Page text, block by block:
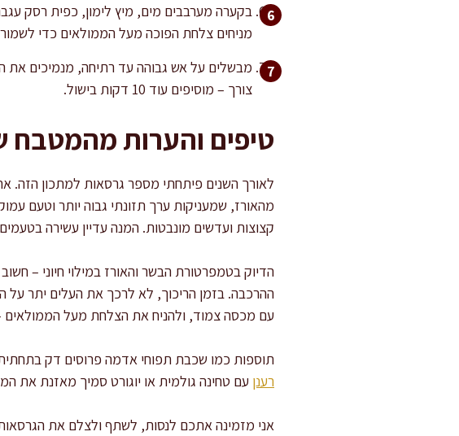
בקערה מערבבים מים, מיץ לימון, כפית רסק
מניחים צלחת הפוכה מעל הממולאים כדי
צורך – מוסיפים עוד 10 דקות בישול.
טיפים והערות מהמטבח
מהאורז, שמעניקות ערך תזונתי גבוה יותר וטעם
קצוצות ועדשים מונבטות. המנה עדיין עשירה
הדיוק בטמפרטורת הבשר והאורז במילוי חיוני –
ההרכבה. בזמן הריכוך, לא לרכך את העלים יתר על
עם מכסה צמוד, ולהניח את הצלחת מעל הממולאים
תוספות כמו שכבת תפוחי אדמה פרוסים דק
רענן עם טחינה גולמית או יוגורט סמיך מאזנת את
אני מזמינה אתכם לנסות, לשתף ולצלם את